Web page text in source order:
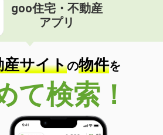
goo住宅・不動産
アプリ
産サイトの物件を
て検索！